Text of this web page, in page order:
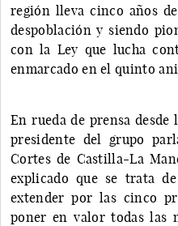
región lleva cinco años
despoblación y siendo
con la Ley que lucha
enmarcado en el quinto
En rueda de prensa desde
presidente del grupo
Cortes de Castilla-La
explicado que se trata
extender por las cinco
poner en valor todas las